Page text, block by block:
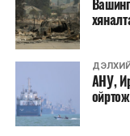
АНУ,